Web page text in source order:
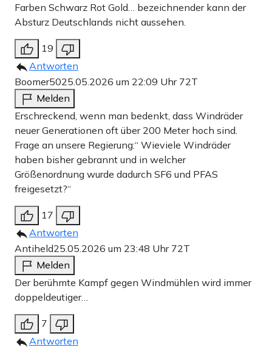
Farben Schwarz Rot Gold… bezeichnender kann der
Absturz Deutschlands nicht aussehen.
19
Antworten
Boomer5025.05.2026 um 22:09 Uhr 72T
Melden
Erschreckend, wenn man bedenkt, dass Windräder
neuer Generationen oft über 200 Meter hoch sind.
Frage an unsere Regierung:“ Wieviele Windräder
haben bisher gebrannt und in welcher
Größenordnung wurde dadurch SF6 und PFAS
freigesetzt?“
17
Antworten
Antiheld25.05.2026 um 23:48 Uhr 72T
Melden
Der berühmte Kampf gegen Windmühlen wird immer
doppeldeutiger…
7
Antworten